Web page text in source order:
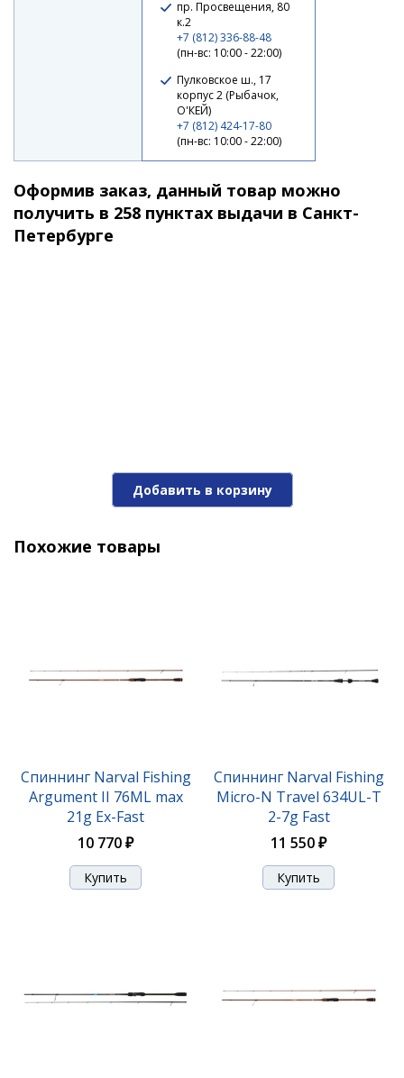
Спиннинг Narval Fishing River Dance 80HH max 70g
Спиннинг Narval Fishing River Dance 83H max 50g
пр. Просвещения, 80
к.2
+7 (812) 336-88-48
(пн-вс: 10:00 - 22:00)
Пулковское ш., 17
корпус 2 (Рыбачок,
О'КЕЙ)
+7 (812) 424-17-80
(пн-вс: 10:00 - 22:00)
Оформив заказ, данный товар можно
получить в 258 пунктах выдачи в Санкт-
Петербурге
Добавить в корзину
Похожие товары
Спиннинг Narval Fishing
Argument II 76ML max
21g Ex-Fast
10 770 ₽
Спиннинг Narval Fishing
Micro-N Travel 634UL-T
2-7g Fast
11 550 ₽